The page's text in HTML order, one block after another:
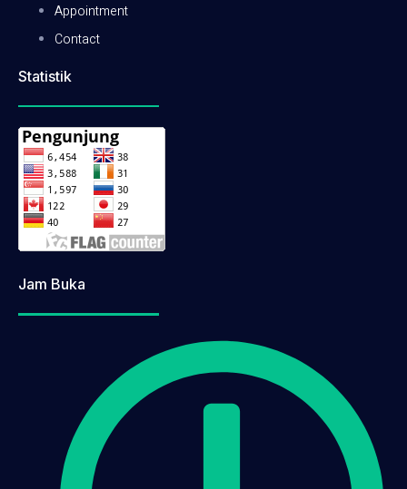
Appointment
Contact
Statistik
Jam Buka